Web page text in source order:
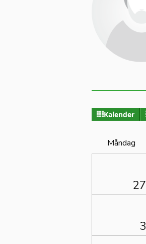
Kalender
Måndag
27
3